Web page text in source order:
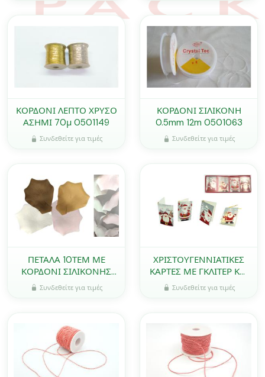
ΚΟΡΔΟΝΙ ΛΕΠΤΟ ΧΡΥΣΟ
ΑΣΗΜΙ 70μ 0501149
Συνδεθείτε για τιμές
ΚΟΡΔΟΝΙ ΣΙΛΙΚΟΝΗ
0.5mm 12m 0501063
Συνδεθείτε για τιμές
ΠΕΤΑΛΑ 10ΤΕΜ ΜΕ
ΚΟΡΔΟΝΙ ΣΙΛΙΚΟΝΗΣ
180cm 0621008
Συνδεθείτε για τιμές
ΧΡΙΣΤΟΥΓΕΝΝΙΑΤΙΚΕΣ
ΚΑΡΤΕΣ ΜΕ ΓΚΛΙΤΕΡ ΚΑΙ
ΚΟΡΔΟΝΙ 12 ΤΕΜ./ΠΑΚ.
0519787
Συνδεθείτε για τιμές